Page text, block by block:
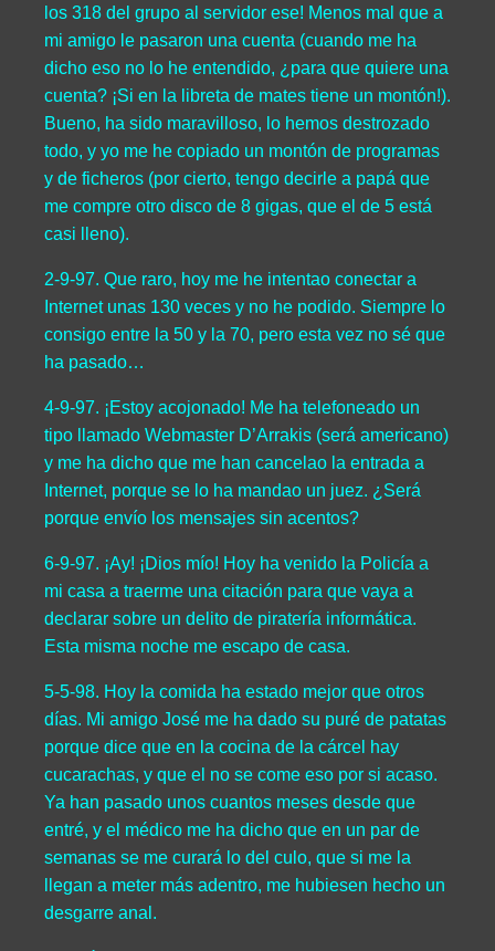
los 318 del grupo al servidor ese! Menos mal que a
mi amigo le pasaron una cuenta (cuando me ha
dicho eso no lo he entendido, ¿para que quiere una
cuenta? ¡Si en la libreta de mates tiene un montón!).
Bueno, ha sido maravilloso, lo hemos destrozado
todo, y yo me he copiado un montón de programas
y de ficheros (por cierto, tengo decirle a papá que
me compre otro disco de 8 gigas, que el de 5 está
casi lleno).
2-9-97. Que raro, hoy me he intentao conectar a
Internet unas 130 veces y no he podido. Siempre lo
consigo entre la 50 y la 70, pero esta vez no sé que
ha pasado…
4-9-97. ¡Estoy acojonado! Me ha telefoneado un
tipo llamado Webmaster D’Arrakis (será americano)
y me ha dicho que me han cancelao la entrada a
Internet, porque se lo ha mandao un juez. ¿Será
porque envío los mensajes sin acentos?
6-9-97. ¡Ay! ¡Dios mío! Hoy ha venido la Policía a
mi casa a traerme una citación para que vaya a
declarar sobre un delito de piratería informática.
Esta misma noche me escapo de casa.
5-5-98. Hoy la comida ha estado mejor que otros
días. Mi amigo José me ha dado su puré de patatas
porque dice que en la cocina de la cárcel hay
cucarachas, y que el no se come eso por si acaso.
Ya han pasado unos cuantos meses desde que
entré, y el médico me ha dicho que en un par de
semanas se me curará lo del culo, que si me la
llegan a meter más adentro, me hubiesen hecho un
desgarre anal.